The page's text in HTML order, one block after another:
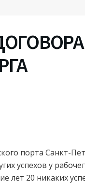
порта Санкт-
успехов у
лет 20 никаких